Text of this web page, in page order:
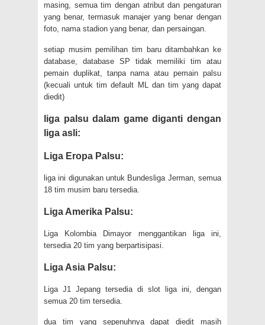
masing, semua tim dengan atribut dan pengaturan
yang benar, termasuk manajer yang benar dengan
foto, nama stadion yang benar, dan persaingan.
setiap musim pemilihan tim baru ditambahkan ke
database, database SP tidak memiliki tim atau
pemain duplikat, tanpa nama atau pemain palsu
(kecuali untuk tim default ML dan tim yang dapat
diedit)
liga palsu dalam game diganti dengan
liga asli:
Liga Eropa Palsu:
liga ini digunakan untuk Bundesliga Jerman, semua
18 tim musim baru tersedia.
Liga Amerika Palsu:
Liga Kolombia Dimayor menggantikan liga ini,
tersedia 20 tim yang berpartisipasi.
Liga Asia Palsu:
Liga J1 Jepang tersedia di slot liga ini, dengan
semua 20 tim tersedia.
dua tim yang sepenuhnya dapat diedit masih